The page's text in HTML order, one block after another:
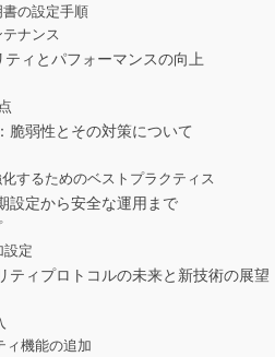
の設定手順
ナンス
ィとパフォーマンスの向上
脆弱性とその対策について
するためのベストプラクティス
設定から安全な運用まで
設定
ティプロトコルの未来と新技術の展望
ィ機能の追加